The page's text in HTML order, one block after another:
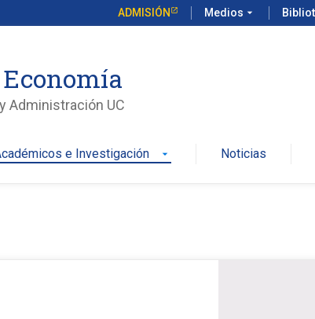
ADMISIÓN Medios arrow_drop_down
Administración UC
e Investigación arrow_drop_down Noticias